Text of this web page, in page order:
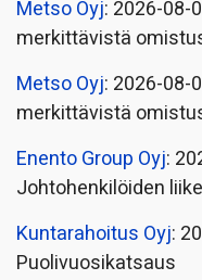
Metso Oyj: 2026-08-
merkittävistä
Metso Oyj: 2026-08-
merkittävistä
Enento Group Oyj:
Johtohenkilöiden
Kuntarahoitus Oyj:
Puolivuosikatsaus